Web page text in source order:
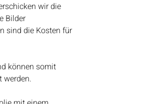
wir die
Bilder
sind die Kosten für
können somit
werden.